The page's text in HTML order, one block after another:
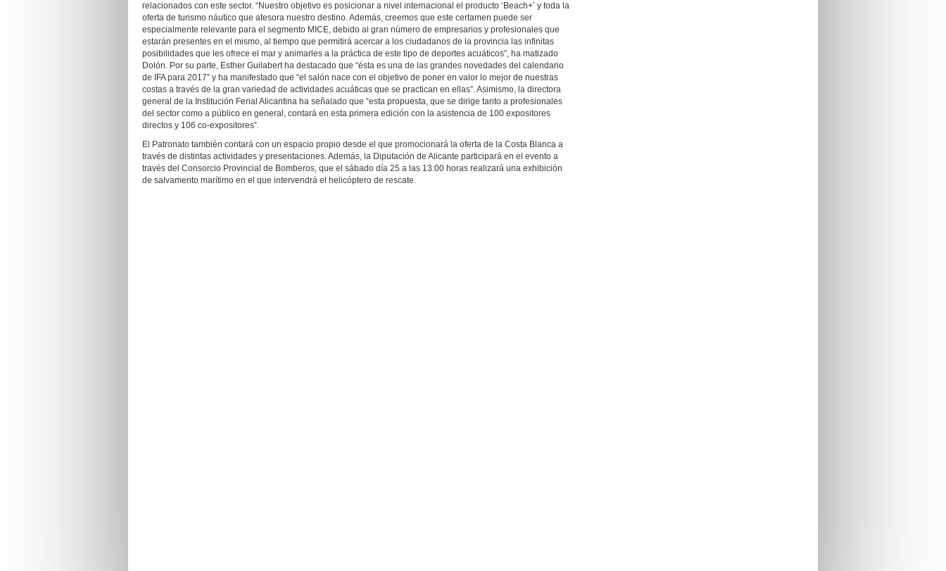
relacionados con este sector. “Nuestro objetivo es posicionar a nivel internacional el producto ‘Beach+’ y toda la
oferta de turismo náutico que atesora nuestro destino. Además, creemos que este certamen puede ser
especialmente relevante para el segmento MICE, debido al gran número de empresarios y profesionales que
estarán presentes en el mismo, al tiempo que permitirá acercar a los ciudadanos de la provincia las infinitas
posibilidades que les ofrece el mar y animarles a la práctica de este tipo de deportes acuáticos”, ha matizado
Dolón. Por su parte, Esther Guilabert ha destacado que “ésta es una de las grandes novedades del calendario
de IFA para 2017” y ha manifestado que “el salón nace con el objetivo de poner en valor lo mejor de nuestras
costas a través de la gran variedad de actividades acuáticas que se practican en ellas”. Asimismo, la directora
general de la Institución Ferial Alicantina ha señalado que “esta propuesta, que se dirige tanto a profesionales
del sector como a público en general, contará en esta primera edición con la asistencia de 100 expositores
directos y 106 co-expositores”.
El Patronato también contará con un espacio propio desde el que promocionará la oferta de la Costa Blanca a
través de distintas actividades y presentaciones. Además, la Diputación de Alicante participará en el evento a
través del Consorcio Provincial de Bomberos, que el sábado día 25 a las 13:00 horas realizará una exhibición
de salvamento marítimo en el que intervendrá el helicóptero de rescate.